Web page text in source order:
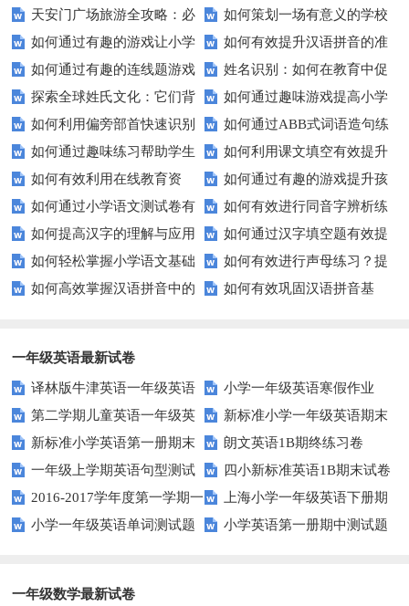
升教育效果？
愿望？
天安门广场旅游全攻略：必
看的历史与文化景点
如何策划一场有意义的学校
升旗仪式？
如何通过有趣的游戏让小学
生轻松掌握常见姓氏？
如何有效提升汉语拼音的准
确性和流利度？这里有妙招！
如何通过有趣的连线题游戏
提升孩子的逻辑思维能力？
姓名识别：如何在教育中促
进个性化学习？
探索全球姓氏文化：它们背
后隐藏的故事？
如何通过趣味游戏提高小学
生的拼音水平？
如何利用偏旁部首快速识别
汉字？
如何通过ABB式词语造句练
习提高孩子的语言表达能力？
如何通过趣味练习帮助学生
掌握反义词匹配？
如何利用课文填空有效提升
语文成绩？
如何有效利用在线教育资
源？
如何通过有趣的游戏提升孩
子的句子补全技巧？
如何通过小学语文测试卷有
效提高孩子的阅读与写作技能？
如何有效进行同音字辨析练
习？这些方法让你事半功倍！
如何提高汉字的理解与应用
能力？这里有妙招！
如何通过汉字填空题有效提
升小学生的汉字书写能力？
如何轻松掌握小学语文基础
知识？
如何有效进行声母练习？提
升发音技巧有妙招！
如何高效掌握汉语拼音中的
如何有效巩固汉语拼音基
一年级英语最新试卷
译林版牛津英语一年级英语
1AB测试卷
小学一年级英语寒假作业
第二学期儿童英语一年级英
语期末试卷
新标准小学一年级英语期末
质量检测题
新标准小学英语第一册期末
测试题
朗文英语1B期终练习卷
一年级上学期英语句型测试
题
四小新标准英语1B期末试卷
2016-2017学年度第一学期一
起一年级英语期中试卷
上海小学一年级英语下册期
中试卷
小学一年级英语单词测试题 小学英语第一册期中测试题
一年级数学最新试卷